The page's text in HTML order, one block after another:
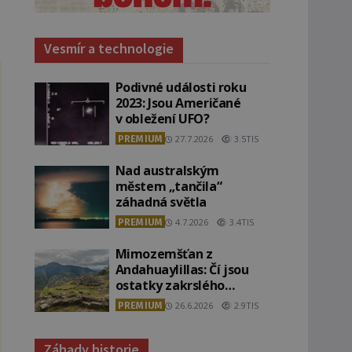
Vesmír a technologie
Podivné události roku
2023: Jsou Američané
v obležení UFO?
PREMIUM 27.7.2026 3.5TIS
Nad australským
městem „tančila“
záhadná světla
PREMIUM 4.7.2026 3.4TIS
Mimozemšťan z
Andahuaylillas: Čí jsou
ostatky zakrslého
stvoření s ohromnou
lebkou?
PREMIUM 26.6.2026 2.9TIS